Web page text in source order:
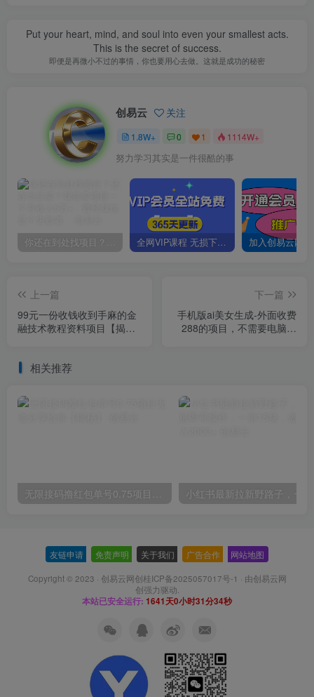
Put your heart, mind, and soul into even your smallest acts.
This is the secret of success.
即便是再微小不过的事情，你也要用心去做。这就是成功的秘密
创易云 关注
1.8W+ 0 1 1114W+
努力学习其实是一件很酷的事
你还在到处找项目？还在当韭菜？我靠卖项目一个月收入5万+，曾经我也是个失败者。 全网VIP课程 无损下载~
上一篇
99元一份收钱收到手麻的金
融技术教程资料项目【揭
下一篇
手机版ai美女生成-外面收费
288的项目，不需要电脑，
相关推荐
无限接码撸红包单号0.75项目无偿分享给你【揭秘】
友链申请 免责声明 关于我们 广告合作 网站地图
Copyright © 2023 · 创易云网创桂ICP备2025057017号-1 · 由创易云网
创强力驱动.
本站已安全运行: 1641天0小时31分35秒